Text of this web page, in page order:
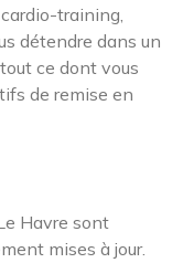
training,
détendre dans un
ce dont vous
de remise en
Havre sont
mises à jour.